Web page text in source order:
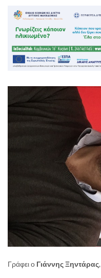
Γράφει ο Γιάννης Ξηντάρας,